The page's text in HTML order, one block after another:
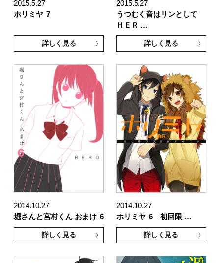
2015.5.27
ホリミヤ 7
詳しく見る
2015.5.27
うつむく音はリンとして
ＨＥＲ …
詳しく見る
2014.10.27
堀さんと宮村くん おまけ 6
詳しく見る
2014.10.27
ホリミヤ 6 初回限 …
詳しく見る